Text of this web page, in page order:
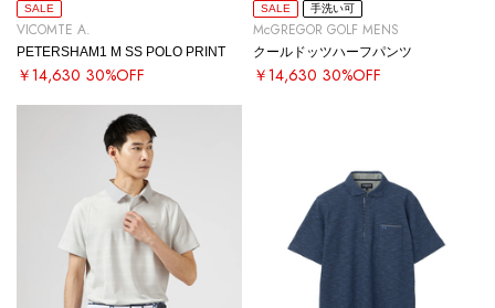
SALE
VICOMTE A.
PETERSHAM1 M SS POLO PRINT
￥14,630 30%OFF
SALE 手洗い可
McGREGOR GOLF MENS
クールドッツハーフパンツ
￥14,630 30%OFF